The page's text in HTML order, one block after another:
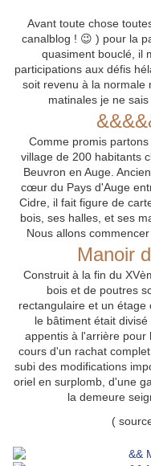
Avant toute chose
canalblog ! 😉 ) pour la
quasiment bouclé, il
participations aux défis
soit revenu à la normale
matinales je ne
Comme promis
village de 200 habitants
Beuvron en Auge.
cœur du Pays d'Auge
Cidre, il fait figure de
bois, ses halles, et ses
Nous allons
Manoir
Construit à la fin du
bois et de poutres
rectangulaire et un étage
le bâtiment était
appentis à l'arrière pour
cours d'un rachat
subi des modifications
oriel en surplomb, d'une
la demeure
(